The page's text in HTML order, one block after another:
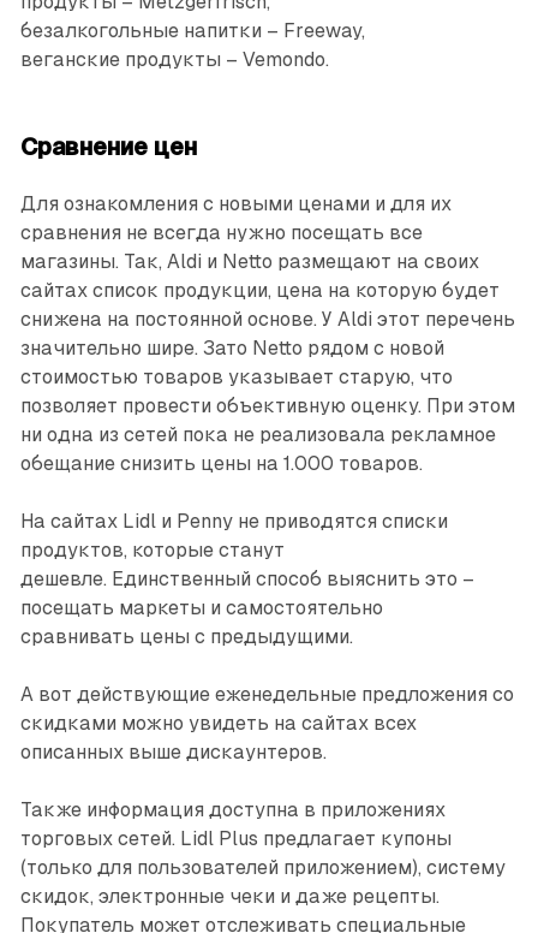
безалкогольные напитки – Freeway,
веганские продукты – Vemondo.
Сравнение цен
Для ознакомления с новыми ценами и для их
сравнения не всегда нужно посещать все
магазины. Так, Aldi и Netto размещают на своих
сайтах список продукции, цена на которую будет
снижена на постоянной основе. У Aldi этот перечень
значительно шире. Зато Netto рядом с новой
стоимостью товаров указывает старую, что
позволяет провести объективную оценку. При этом
ни одна из сетей пока не реализовала рекламное
обещание снизить цены на 1.000 товаров.
На сайтах Lidl и Penny не приводятся списки
продуктов, которые станут
дешевле. Единственный способ выяснить это –
посещать маркеты и самостоятельно
сравнивать цены с предыдущими.
А вот действующие еженедельные предложения со
скидками можно увидеть на сайтах всех
описанных выше дискаунтеров.
Также информация доступна в приложениях
торговых сетей. Lidl Plus предлагает купоны
(только для пользователей приложением), систему
скидок, электронные чеки и даже рецепты.
Покупатель может отслеживать специальные